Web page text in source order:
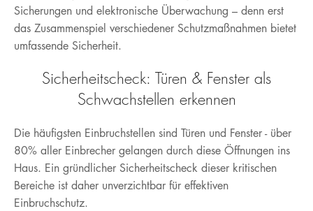
Sicherungen und elektronische Überwachung – denn erst
das Zusammenspiel verschiedener Schutzmaßnahmen bietet
umfassende Sicherheit.
Sicherheitscheck: Türen & Fenster als
Schwachstellen erkennen
Die häufigsten Einbruchstellen sind Türen und Fenster - über
80% aller Einbrecher gelangen durch diese Öffnungen ins
Haus. Ein gründlicher Sicherheitscheck dieser kritischen
Bereiche ist daher unverzichtbar für effektiven
Einbruchschutz.